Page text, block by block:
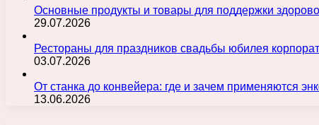
Основные продукты и товары для поддержки
29.07.2026
Рестораны для праздников свадьбы юбилея
03.07.2026
От станка до конвейера: где и зачем применяются
13.06.2026